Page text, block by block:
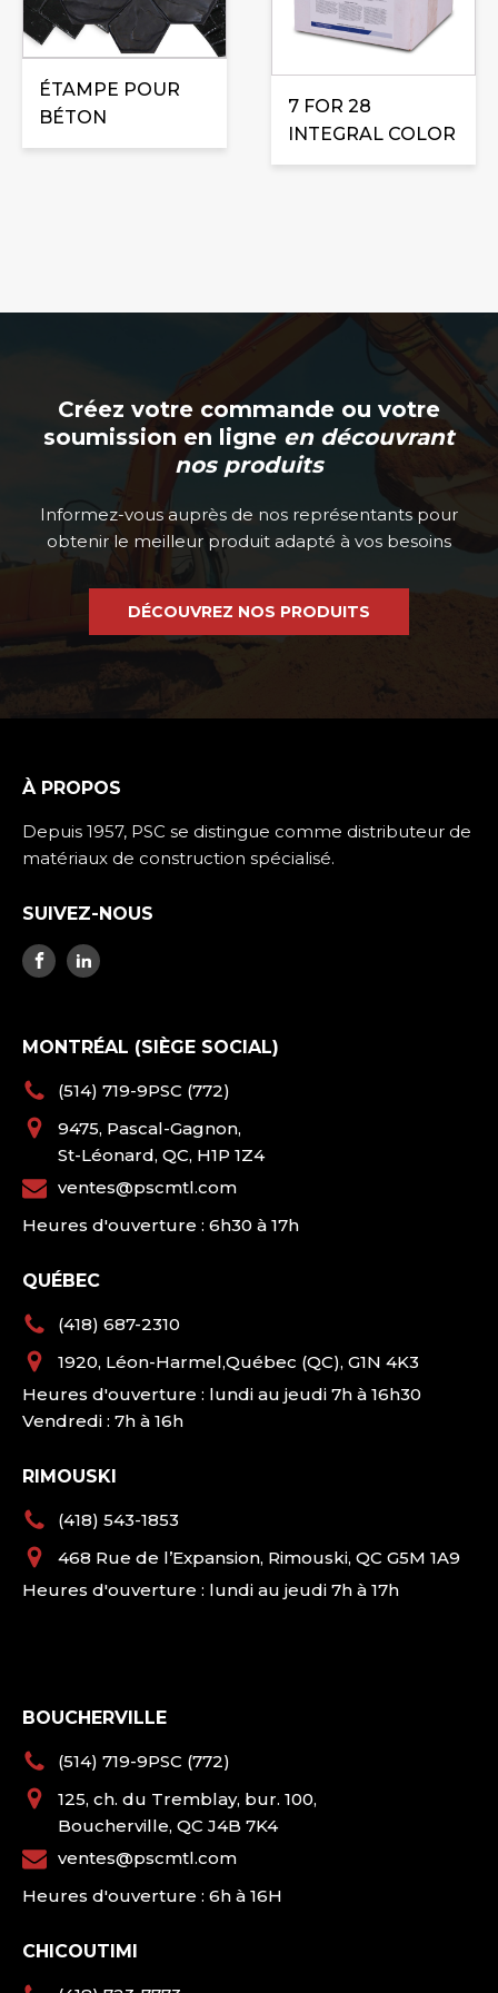
ÉTAMPE POUR
BÉTON
7 FOR 28
INTEGRAL COLOR
peuvent
être
choisies
sur
Créez votre commande ou votre
soumission en ligne en découvrant
nos produits
Informez-vous auprès de nos représentants pour
obtenir le meilleur produit adapté à vos besoins
DÉCOUVREZ NOS PRODUITS
À PROPOS
Depuis 1957, PSC se distingue comme distributeur de
matériaux de construction spécialisé.
SUIVEZ-NOUS
MONTRÉAL (SIÈGE SOCIAL)
(514) 719-9PSC (772)
9475, Pascal-Gagnon,
St-Léonard, QC, H1P 1Z4
ventes@pscmtl.com
Heures d'ouverture : 6h30 à 17h
QUÉBEC
(418) 687-2310
1920, Léon-Harmel,Québec (QC), G1N 4K3
Heures d'ouverture : lundi au jeudi 7h à 16h30
Vendredi : 7h à 16h
RIMOUSKI
(418) 543-1853
468 Rue de l’Expansion, Rimouski, QC G5M 1A9
Heures d'ouverture : lundi au jeudi 7h à 17h
BOUCHERVILLE
(514) 719-9PSC (772)
125, ch. du Tremblay, bur. 100,
Boucherville, QC J4B 7K4
ventes@pscmtl.com
Heures d'ouverture : 6h à 16H
CHICOUTIMI